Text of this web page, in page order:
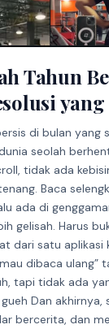
Tahun
di bulan yang
seolah
tidak ada
Baca
ada di
gelisah. Harus
dari satu aplikasi
dibaca ulang”
tapi tidak ada
Dan akhirnya,
bercerita, dan